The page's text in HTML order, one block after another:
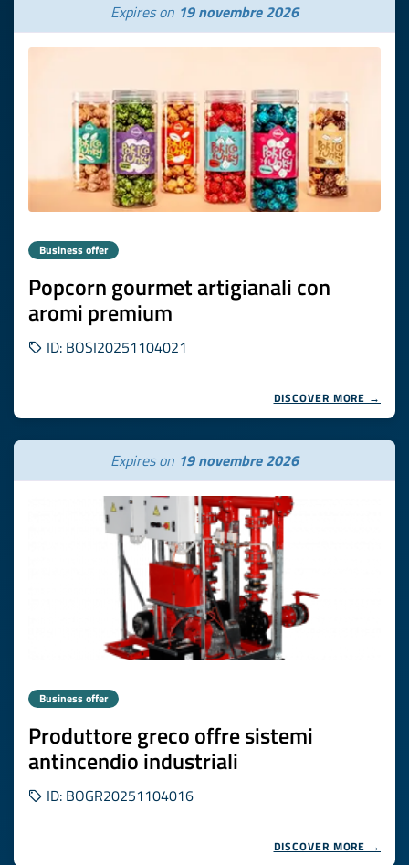
Expires on 19 novembre 2026
Business offer
Popcorn gourmet artigianali con
aromi premium
ID: BOSI20251104021
DISCOVER MORE →
Expires on 19 novembre 2026
Business offer
Produttore greco offre sistemi
antincendio industriali
ID: BOGR20251104016
DISCOVER MORE →